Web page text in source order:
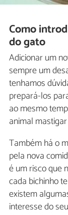
Como
do gato
Adicionar um
sempre um
tenhamos
prepará-los
ao mesmo
animal
Também há o
pela nova
é um risco que
cada bichinho
existem
interesse do